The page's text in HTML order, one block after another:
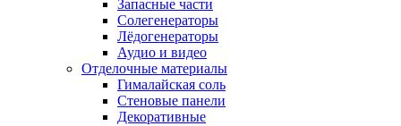
Запасные части
Солегенераторы
Лёдогенераторы
Аудио и видео
Отделочные материалы
Гималайская соль
Стеновые панели
Декоративные